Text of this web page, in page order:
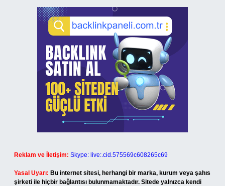
Reklam ve İletişim: Skype: live:.cid.575569c608265c69
Yasal Uyarı: Bu internet sitesi, herhangi bir marka, kurum veya şahıs
şirketi ile hiçbir bağlantısı bulunmamaktadır. Sitede yalnızca kendi